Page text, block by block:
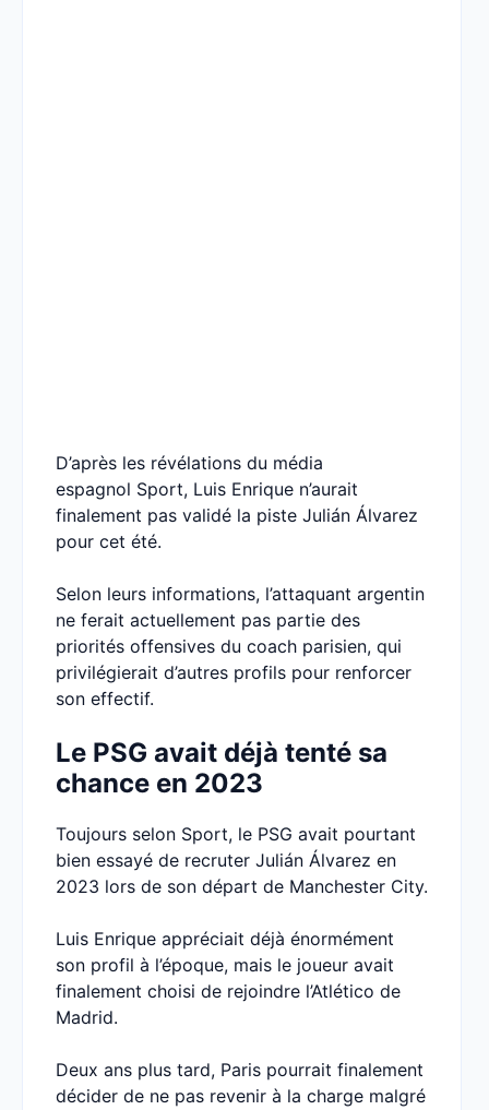
D’après les révélations du média
espagnol Sport, Luis Enrique n’aurait
finalement pas validé la piste Julián Álvarez
pour cet été.
Selon leurs informations, l’attaquant argentin
ne ferait actuellement pas partie des
priorités offensives du coach parisien, qui
privilégierait d’autres profils pour renforcer
son effectif.
Le PSG avait déjà tenté sa
chance en 2023
Toujours selon Sport, le PSG avait pourtant
bien essayé de recruter Julián Álvarez en
2023 lors de son départ de Manchester City.
Luis Enrique appréciait déjà énormément
son profil à l’époque, mais le joueur avait
finalement choisi de rejoindre l’Atlético de
Madrid.
Deux ans plus tard, Paris pourrait finalement
décider de ne pas revenir à la charge malgré